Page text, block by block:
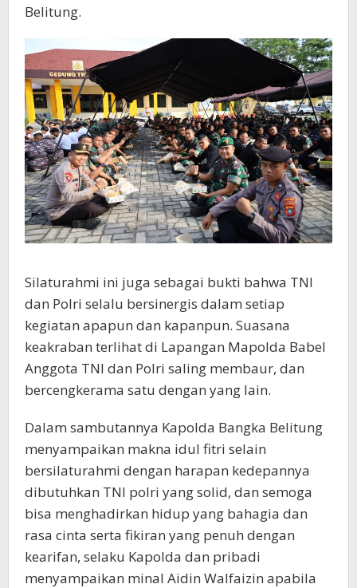
Belitung.
Silaturahmi ini juga sebagai bukti bahwa TNI
dan Polri selalu bersinergis dalam setiap
kegiatan apapun dan kapanpun. Suasana
keakraban terlihat di Lapangan Mapolda Babel
Anggota TNI dan Polri saling membaur, dan
bercengkerama satu dengan yang lain.
Dalam sambutannya Kapolda Bangka Belitung
menyampaikan makna idul fitri selain
bersilaturahmi dengan harapan kedepannya
dibutuhkan TNI polri yang solid, dan semoga
bisa menghadirkan hidup yang bahagia dan
rasa cinta serta fikiran yang penuh dengan
kearifan, selaku Kapolda dan pribadi
menyampaikan minal Aidin Walfaizin apabila